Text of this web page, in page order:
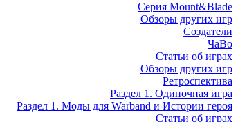
Серия Mount&Blade
Обзоры других игр
Создатели
ЧаВо
Статьи об играх
Обзоры других игр
Ретроспектива
Раздел 1. Одиночная игра
Раздел 1. Моды для Warband и Истории героя
Статьи об играх